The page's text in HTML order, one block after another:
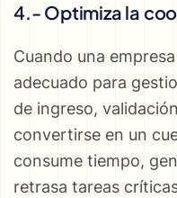
4.- Optimiza la
Cuando una
adecuado para
de ingreso,
convertirse en un
consume tiempo,
retrasa tareas